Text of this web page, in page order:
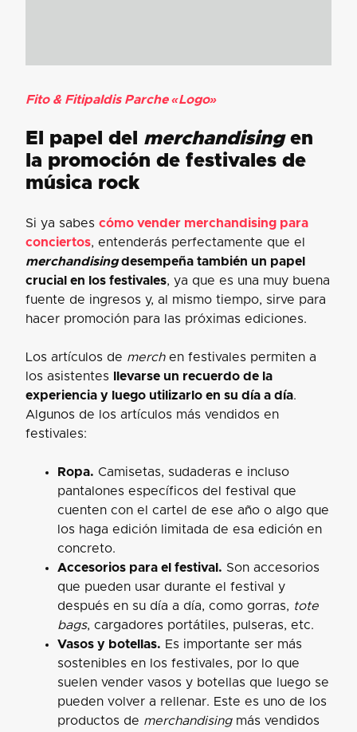
Fito & Fitipaldis Parche «Logo»
El papel del merchandisingen
la promoción de festivales de
música rock
Si ya sabes cómo vender merchandising para
conciertos, entenderás perfectamente que el
merchandisingdesempeña también un papel
crucial en los festivales, ya que es una muy buena
fuente de ingresos y, al mismo tiempo, sirve para
hacer promoción para las próximas ediciones.
Los artículos de merchen festivales permiten a
los asistentes
llevarse un recuerdo de la
experiencia y luego utilizarlo en su día a día.
Algunos de los artículos más vendidos en
festivales:
Ropa. Camisetas, sudaderas e incluso
pantalones específicos del festival que
cuenten con el cartel de ese año o algo que
los haga edición limitada de esa edición en
concreto.
Accesorios para el festival. Son accesorios
que pueden usar durante el festival y
después en su día a día, como gorras, tote
bags, cargadores portátiles, pulseras, etc.
Vasos y botellas. Es importante ser más
sostenibles en los festivales, por lo que
suelen vender vasos y botellas que luego se
pueden volver a rellenar. Este es uno de los
productos de merchandisingmás vendidos